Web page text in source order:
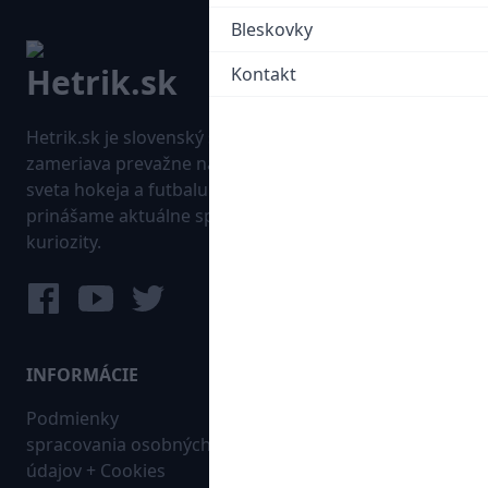
Bleskovky
Kontakt
Hetrik.sk je slovenský športový portál, ktorý sa
zameriava prevažne na najnovšie informácie zo
sveta hokeja a futbalu. Pravidelne na dennej báze
prinášame aktuálne správy, góly, zaujímavosti a
kuriozity.
INFORMÁCIE
Podmienky
spracovania osobných
údajov + Cookies